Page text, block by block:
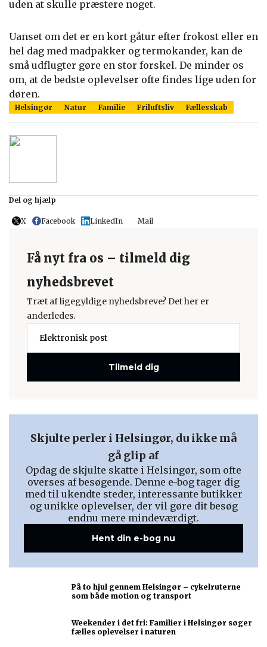
uden at skulle præstere noget.
Uanset om det er en kort gåtur efter frokost eller en
hel dag med madpakker og termokander, kan de
små udflugter gøre en stor forskel. De minder os
om, at de bedste oplevelser ofte findes lige uden for
døren.
Helsingør Natur Familie Friluftsliv Fællesskab
Del og hjælp
X Facebook LinkedIn Mail
Få nyt fra os – tilmeld dig
nyhedsbrevet
Træt af ligegyldige nyhedsbreve? Det her er
anderledes.
Tilmeld dig
Skjulte perler i Helsingør, du ikke må
gå glip af
Opdag de skjulte skatte i Helsingør, som ofte
overses af besøgende. Denne e-bog tager dig
med til ukendte steder, interessante butikker
og unikke oplevelser, der vil gøre dit besøg
endnu mere mindeværdigt.
Hent din e-bog nu
På to hjul gennem Helsingør – cykelruterne
som både motion og transport
Weekender i det fri: Familier i Helsingør søger
fælles oplevelser i naturen